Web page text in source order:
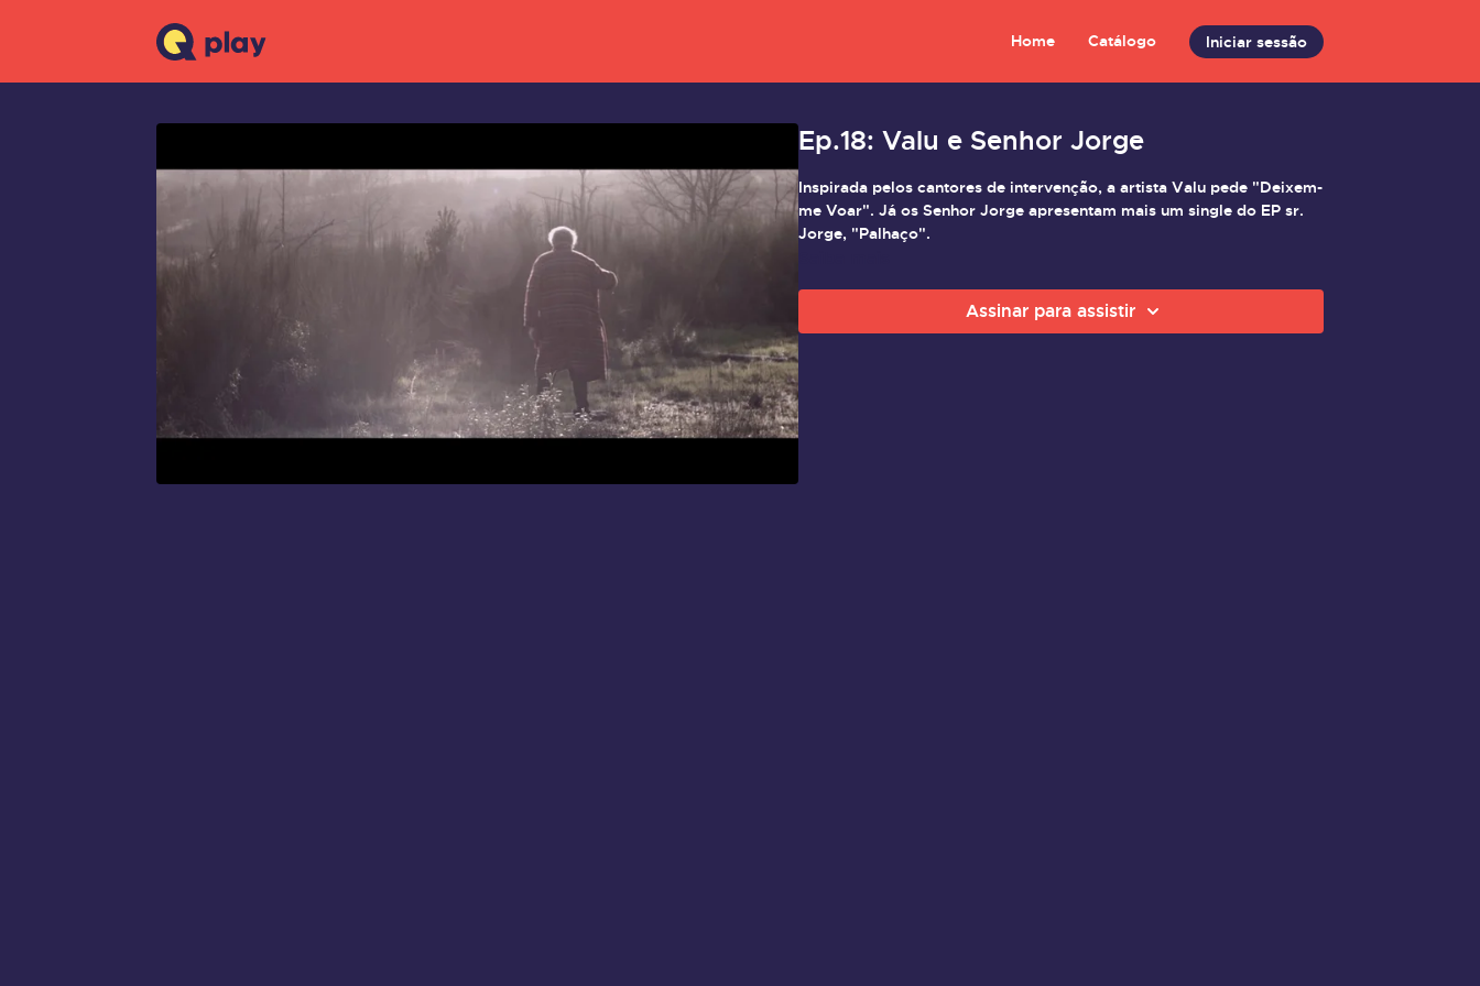
Home Catálogo Iniciar sessão
Ep.18: Valu e Senhor Jorge
Inspirada pelos cantores de intervenção, a artista Valu pede "Deixem-
me Voar". Já os Senhor Jorge apresentam mais um single do EP sr.
Jorge, "Palhaço".
Assinar para assistir